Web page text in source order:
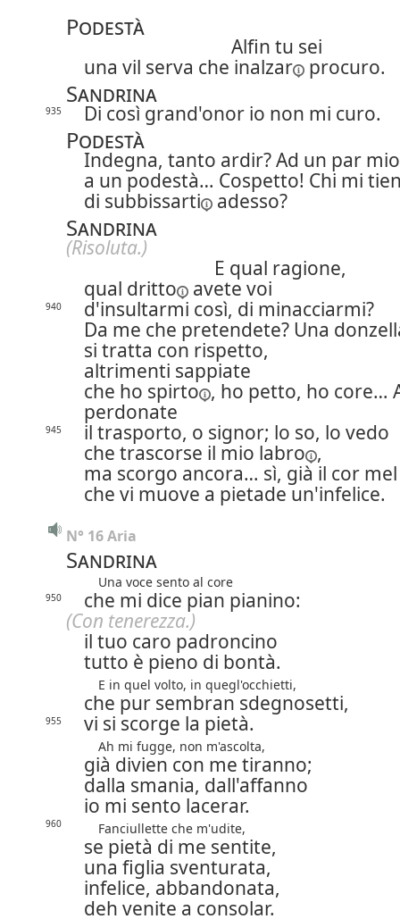
Podestà
Alfin tu sei
una vil serva che inalzar procuro.
Sandrina
935 Di così grand'onor io non mi curo.
Podestà
Indegna, tanto ardir? Ad un par
a un podestà… Cospetto! Chi mi
di subbissarti adesso?
Sandrina
(Risoluta.)
E qual ragione,
qual dritto avete voi
940
d'insultarmi così, di minacciarmi?
Da me che pretendete? Una
si tratta con rispetto,
altrimenti sappiate
che ho spirto , ho petto, ho core…
perdonate
945
il trasporto, o signor; lo so, lo vedo
che trascorse il mio labro ,
ma scorgo ancora… sì, già il cor
che vi muove a pietade un'infelice.
N° 16 Aria
Sandrina
Una voce sento al core
950
che mi dice pian pianino:
(Con tenerezza.)
il tuo caro padroncino
tutto è pieno di bontà.
E in quel volto, in quegl'occhietti,
che pur sembran sdegnosetti,
955 vi si scorge la pietà.
Ah mi fugge, non m'ascolta,
già divien con me tiranno;
dalla smania, dall'affanno
io mi sento lacerar.
960 Fanciullette che m'udite,
se pietà di me sentite,
una figlia sventurata,
infelice, abbandonata,
deh venite a consolar.